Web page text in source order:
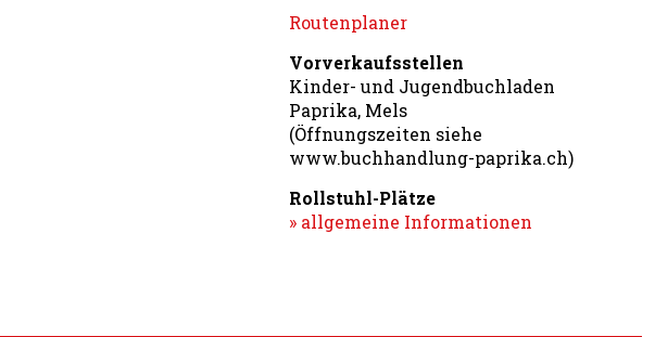
Routenplaner
Vorverkaufsstellen
Kinder- und Jugendbuchladen
Paprika, Mels
(Öffnungszeiten siehe
www.buchhandlung-paprika.ch)
Rollstuhl-Plätze
» allgemeine Informationen